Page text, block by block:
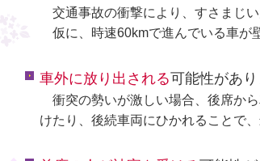
交通事故の衝撃により、すさまじい
仮に、時速60kmで進んでいる車が
車外に放り出される可能性があり
衝突の勢いが激しい場合、後席か
けたり、後続車両にひかれることで